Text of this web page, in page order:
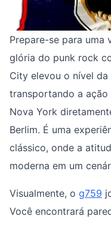
Prepare-se para uma
glória do punk rock
City elevou o nível
transportando a ação
Nova York
Berlim. É uma
clássico, onde a
moderna em um
Visualmente, o g759
Você encontrará